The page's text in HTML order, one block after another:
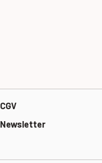
CGV
Newsletter